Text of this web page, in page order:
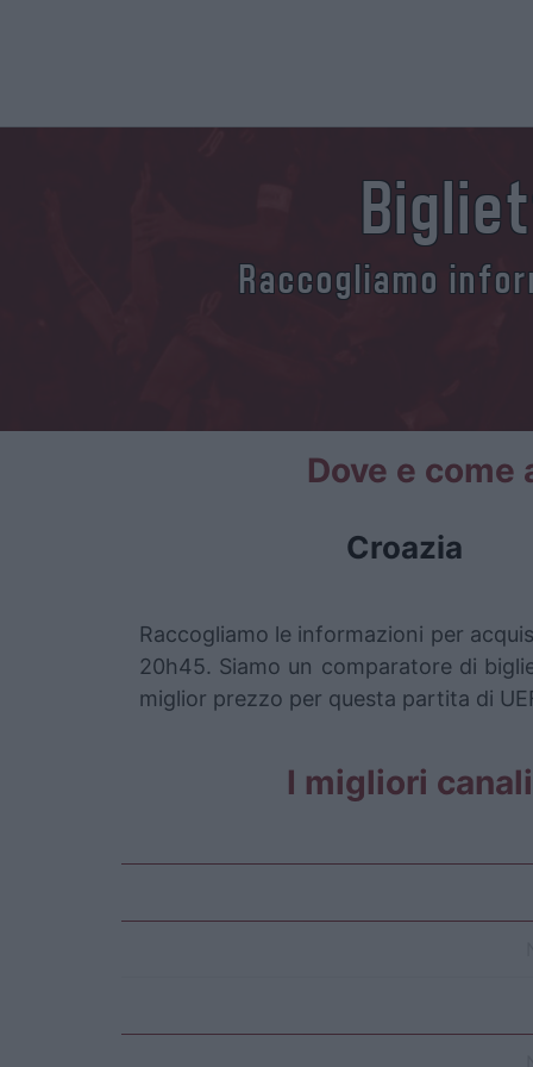
Raccogliamo
Dove e
Croazia
Raccogliamo le informazioni per
20h45. Siamo un comparatore di
miglior prezzo per questa partita di
I migliori